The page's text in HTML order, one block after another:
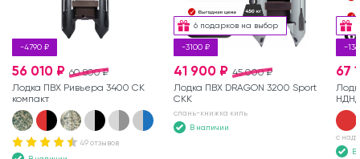
-4790 ₽
60 800 ₽
56 010 ₽
Лодка ПВХ Ривьера 3400 СК
компакт
49 отзывов
6 подарков на выбор
-3100 ₽
45 000 ₽
41 900 ₽
Лодка ПВХ DRAGON 3200 Sport
СКК
слань-книжка киль
В наличии
-
67
с
В